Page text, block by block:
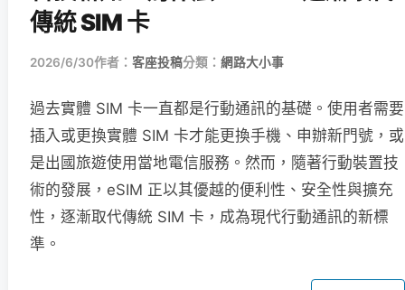
傳統 SIM 卡
2026/6/30作者： 客座投稿分類： 網路大小事
過去實體 SIM 卡一直都是行動通訊的基礎。使用者需要
插入或更換實體 SIM 卡才能更換手機、申辦新門號，或
是出國旅遊使用當地電信服務。然而，隨著行動裝置技
術的發展，eSIM 正以其優越的便利性、安全性與擴充
性，逐漸取代傳統 SIM 卡，成為現代行動通訊的新標
準。